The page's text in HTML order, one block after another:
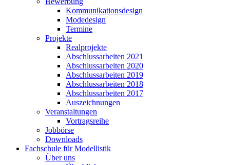
Kommunikationsdesign
Modedesign
Termine
Projekte
Realprojekte
Abschlussarbeiten 2021
Abschlussarbeiten 2020
Abschlussarbeiten 2019
Abschlussarbeiten 2018
Abschlussarbeiten 2017
Auszeichnungen
Veranstaltungen
Vortragsreihe
Jobbörse
Downloads
Fachschule für Modellistik
Über uns